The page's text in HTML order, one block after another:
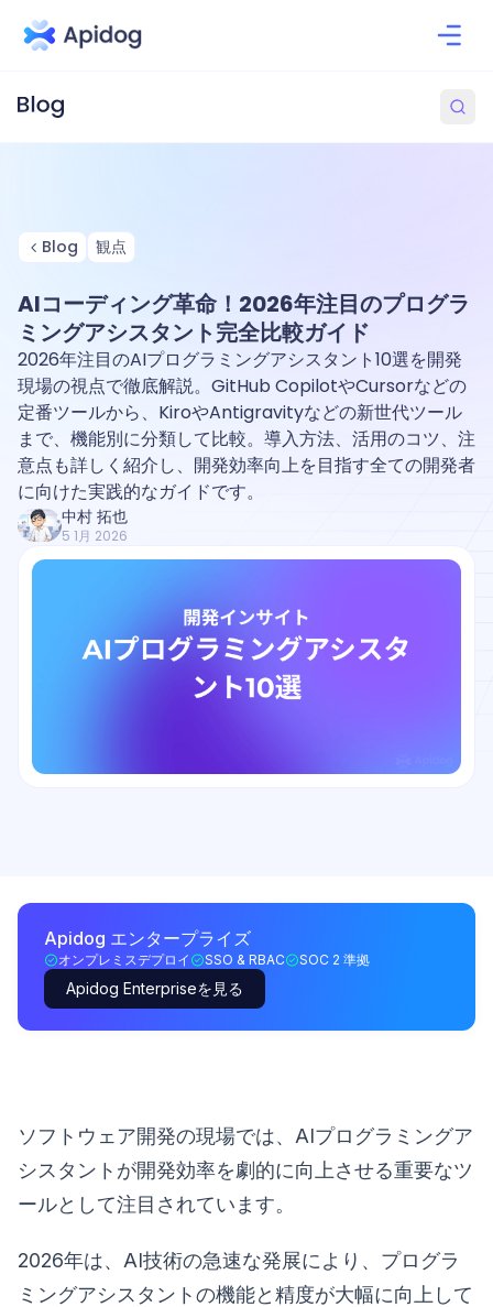
Blog 観点
AIコーディング革命！2026年注目のプログラ
ミングアシスタント完全比較ガイド
2026年注目のAIプログラミングアシスタント10選を開発
現場の視点で徹底解説。GitHub CopilotやCursorなどの
定番ツールから、KiroやAntigravityなどの新世代ツール
まで、機能別に分類して比較。導入方法、活用のコツ、注
意点も詳しく紹介し、開発効率向上を目指す全ての開発者
に向けた実践的なガイドです。
中村 拓也
5 1月 2026
Apidog エンタープライズ
オンプレミスデプロイ SSO & RBAC SOC 2 準拠
Apidog Enterpriseを見る
ソフトウェア開発の現場では、AIプログラミングア
シスタントが開発効率を劇的に向上させる重要なツ
ールとして注目されています。
2026年は、AI技術の急速な発展により、プログラ
ミングアシスタントの機能と精度が大幅に向上して